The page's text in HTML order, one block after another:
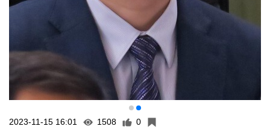
2023-11-15 16:01 1508 0